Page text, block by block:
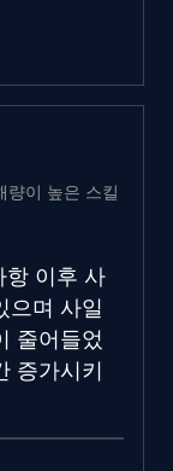
량이 높은 스킬
항 이후 사
으며 사일
줄어들었
증가시키